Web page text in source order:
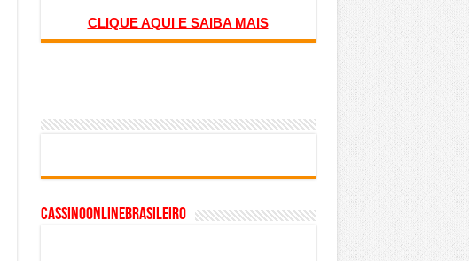
CLIQUE AQUI E SAIBA MAIS
cassinoonlinebrasileiro